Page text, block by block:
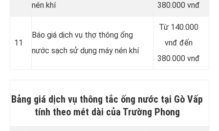
nén khí
380.000 vnđ
11
Báo giá dịch vụ thợ thông ống
nước sạch sử dụng máy nén khí
Từ 140.000
vnđ đến
380.000 vnđ
Bảng giá dịch vụ thông tắc ống nước tại Gò Vấp
tính theo mét dài của Trường Phong